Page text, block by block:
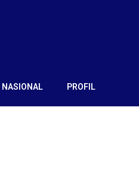
NASIONAL PROFIL